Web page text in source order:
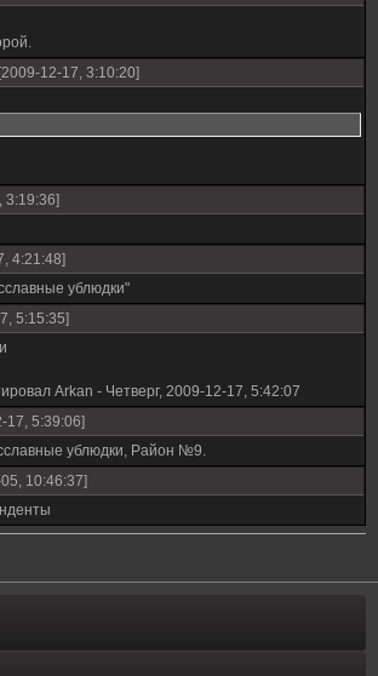
[2009-12-17, 3:10:20]
3:19:36]
4:21:48]
ублюдки"
5:15:35]
Arkan - Четверг, 2009-12-17, 5:42:07
17, 5:39:06]
ублюдки, Район №9.
10:46:37]